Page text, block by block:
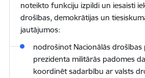
noteikto funkciju izpildi un iesaisti
drošības, demokrātijas un
jautājumos:
nodrošinot Nacionālās drošības
prezidenta militārās padomes
koordinēt sadarbību ar valsts